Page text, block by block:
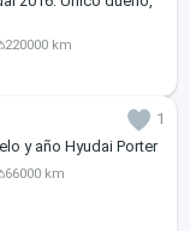
220000 km
1
y año Hyudai Porter
66000 km